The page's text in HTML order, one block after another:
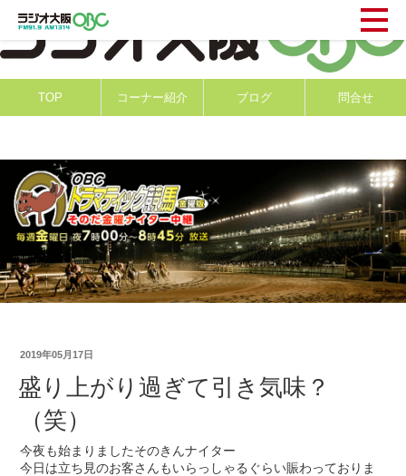
TOP コーナー紹介 ブログ 問合せ
2019年05月17日
盛り上がり過ぎて引き気味？
（笑）
今夜も始まりましたそのきんナイター
今日は立ち見のお客さんもいらっしゃるぐらい賑わっておりま